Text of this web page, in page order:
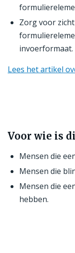
Zorg voor
invoerformaat.
Lees het artikel
Voor wie is
Mensen die
Mensen die
Mensen die
hebben.